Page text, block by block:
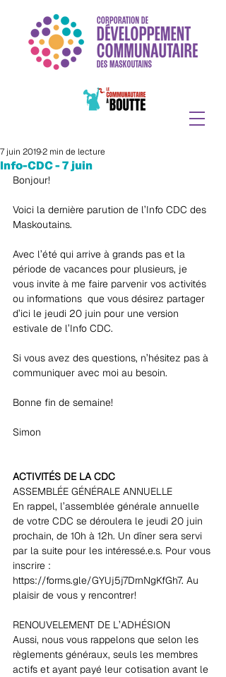
Info-CDC - 7 juin
7 juin 20192 min de lecture
Bonjour!
Voici la dernière parution de l’Info CDC des
Maskoutains.
Avec l’été qui arrive à grands pas et la
période de vacances pour plusieurs, je
vous invite à me faire parvenir vos activités
ou informations  que vous désirez partager
d’ici le jeudi 20 juin pour une version
estivale de l’Info CDC.
Si vous avez des questions, n’hésitez pas à
communiquer avec moi au besoin.
Bonne fin de semaine!
Simon
ACTIVITÉS DE LA CDC
ASSEMBLÉE GÉNÉRALE ANNUELLE
En rappel, l’assemblée générale annuelle
de votre CDC se déroulera le jeudi 20 juin
prochain, de 10h à 12h. Un dîner sera servi
par la suite pour les intéressé.e.s. Pour vous
inscrire :
https://forms.gle/GYUj5j7DrnNgKfGh7. Au
plaisir de vous y rencontrer!
RENOUVELEMENT DE L’ADHÉSION
Aussi, nous vous rappelons que selon les
règlements généraux, seuls les membres
actifs et ayant payé leur cotisation avant le